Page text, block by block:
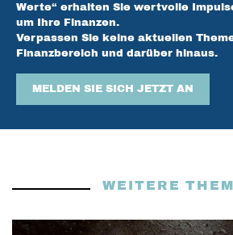
Werte“ erhalten Sie wertvolle
um Ihre Finanzen.
Verpassen Sie keine aktuellen
Finanzbereich und darüber hinaus.
MELDEN SIE SICH JETZT AN
WEITERE